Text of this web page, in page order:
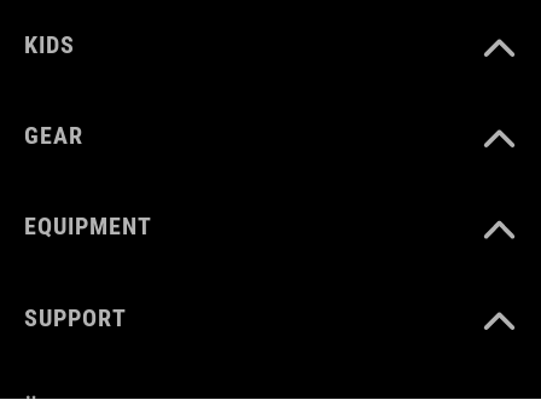
KIDS
GEAR
EQUIPMENT
SUPPORT